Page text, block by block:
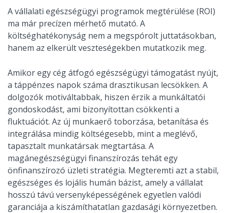
A vállalati egészségügyi programok megtérülése (ROI)
ma már precízen mérhető mutató. A
költséghatékonyság nem a megspórolt juttatásokban,
hanem az elkerült veszteségekben mutatkozik meg.
Amikor egy cég átfogó egészségügyi támogatást nyújt,
a táppénzes napok száma drasztikusan lecsökken. A
dolgozók motiváltabbak, hiszen érzik a munkáltatói
gondoskodást, ami bizonyítottan csökkenti a
fluktuációt. Az új munkaerő toborzása, betanítása és
integrálása mindig költségesebb, mint a meglévő,
tapasztalt munkatársak megtartása. A
magánegészségügyi finanszírozás tehát egy
önfinanszírozó üzleti stratégia. Megteremti azt a stabil,
egészséges és lojális humán bázist, amely a vállalat
hosszú távú versenyképességének egyetlen valódi
garanciája a kiszámíthatatlan gazdasági környezetben.